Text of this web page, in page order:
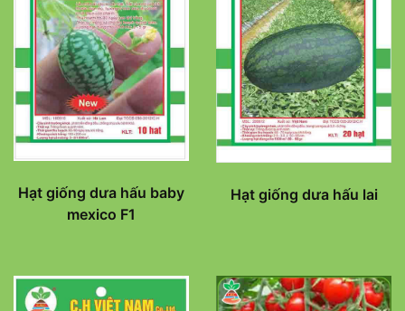
Hạt giống dưa hấu baby
mexico F1
Hạt giống dưa hấu lai